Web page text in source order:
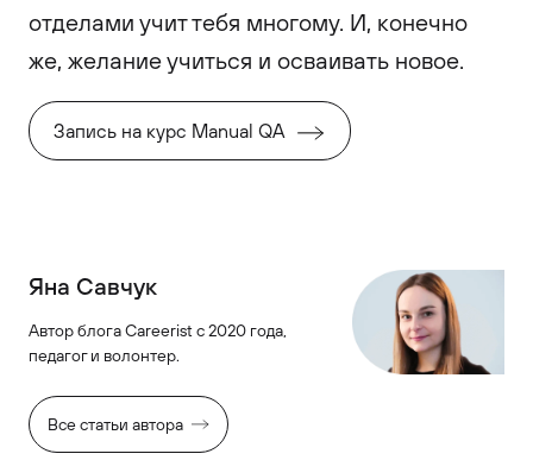
отделами учит тебя многому. И, конечно
же, желание учиться и осваивать новое.
Запись на курс Manual QA
Яна Савчук
Автор блога Careerist с 2020 года,
педагог и волонтер.
Все статьи автора